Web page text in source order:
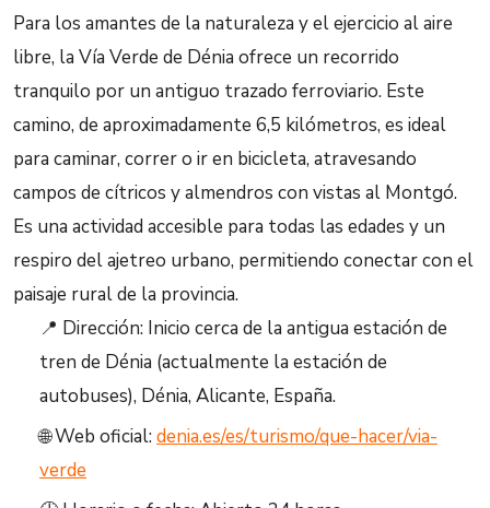
Para los amantes de la naturaleza y el ejercicio al aire
libre, la Vía Verde de Dénia ofrece un recorrido
tranquilo por un antiguo trazado ferroviario. Este
camino, de aproximadamente 6,5 kilómetros, es ideal
para caminar, correr o ir en bicicleta, atravesando
campos de cítricos y almendros con vistas al Montgó.
Es una actividad accesible para todas las edades y un
respiro del ajetreo urbano, permitiendo conectar con el
paisaje rural de la provincia.
📍 Dirección: Inicio cerca de la antigua estación de
tren de Dénia (actualmente la estación de
autobuses), Dénia, Alicante, España.
🌐 Web oficial:denia.es/es/turismo/que-hacer/via-
verde